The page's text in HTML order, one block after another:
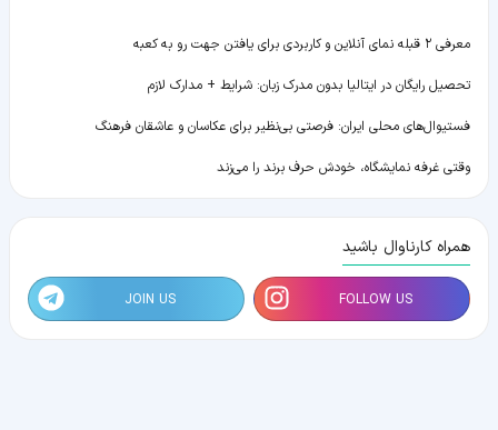
معرفی ۲ قبله نمای آنلاین و کاربردی برای یافتن جهت رو به کعبه
تحصیل رایگان در ایتالیا بدون مدرک زبان: شرایط + مدارک لازم
فستیوال‌های محلی ایران: فرصتی بی‌نظیر برای عکاسان و عاشقان فرهنگ
وقتی غرفه نمایشگاه، خودش حرف برند را می‌زند
همراه کارناوال باشید
FOLLOW US
JOIN US